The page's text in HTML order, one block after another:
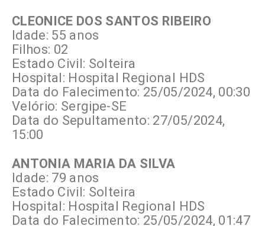
CLEONICE DOS SANTOS RIBEIRO
Idade: 55 anos
Filhos: 02
Estado Civil: Solteira
Hospital: Hospital Regional HDS
Data do Falecimento: 25/05/2024, 00:30
Velório: Sergipe-SE
Data do Sepultamento: 27/05/2024,
15:00
ANTONIA MARIA DA SILVA
Idade: 79 anos
Estado Civil: Solteira
Hospital: Hospital Regional HDS
Data do Falecimento: 25/05/2024, 01:47